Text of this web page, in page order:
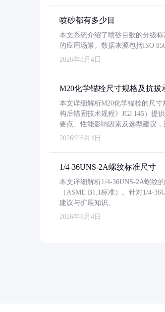
喷砂都有多少目
本文系统介绍了喷砂目数的分级
的应用场景。数据来源包括ISO
2026年8月4日
M20化学锚栓尺寸规格及抗拔
本文详细解析M20化学锚栓的尺
构后锚固技术规程》JGJ 145）提
要点、性能影响因素及选型建议，
2026年8月4日
1/4-36UNS-2A螺纹标准尺寸
本文详细解析1/4-36UNS-2A螺纹
（ASME B1.1标准）。针对1/4-
建议与扩展知识。
2026年8月4日